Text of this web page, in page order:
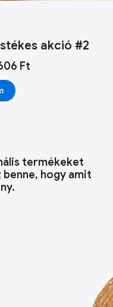
akció #2
Ft
termékeket
benne, hogy amit